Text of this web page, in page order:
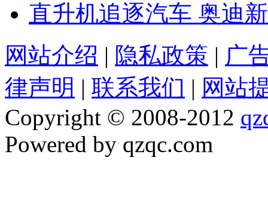
直升机追逐汽车 奥迪
网站介绍 | 隐私政策 | 广
律声明 | 联系我们 | 网站
Copyright © 2008-2012
Powered by qzqc.com